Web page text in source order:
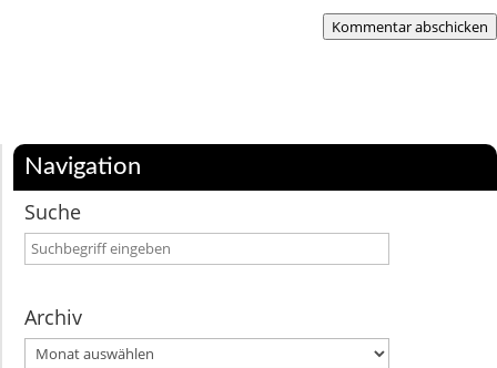
Kommentar abschicken
Navigation
Suche
Archiv
Archiv